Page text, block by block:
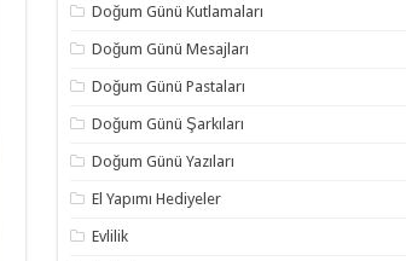
Doğum Günü Kutlamaları
Doğum Günü Mesajları
Doğum Günü Pastaları
Doğum Günü Şarkıları
Doğum Günü Yazıları
El Yapımı Hediyeler
Evlilik